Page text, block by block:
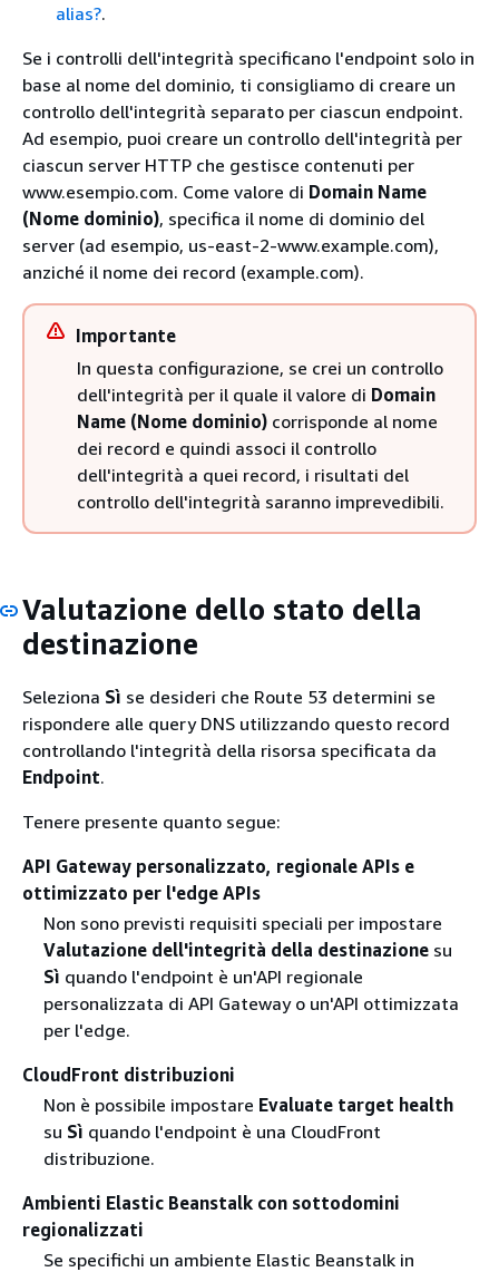
alias?.
Se i controlli dell'integrità specificano l'endpoint solo in
base al nome del dominio, ti consigliamo di creare un
controllo dell'integrità separato per ciascun endpoint.
Ad esempio, puoi creare un controllo dell'integrità per
ciascun server HTTP che gestisce contenuti per
www.esempio.com. Come valore di Domain Name
(Nome dominio), specifica il nome di dominio del
server (ad esempio, us-east-2-www.example.com),
anziché il nome dei record (example.com).
Importante
In questa configurazione, se crei un controllo
dell'integrità per il quale il valore di Domain
Name (Nome dominio) corrisponde al nome
dei record e quindi associ il controllo
dell'integrità a quei record, i risultati del
controllo dell'integrità saranno imprevedibili.
Valutazione dello stato della
destinazione
Seleziona Sì se desideri che Route 53 determini se
rispondere alle query DNS utilizzando questo record
controllando l'integrità della risorsa specificata da
Endpoint.
Tenere presente quanto segue:
API Gateway personalizzato, regionale APIs e
ottimizzato per l'edge APIs
Non sono previsti requisiti speciali per impostare
Valutazione dell'integrità della destinazionesu
Sì quando l'endpoint è un'API regionale
personalizzata di API Gateway o un'API ottimizzata
per l'edge.
CloudFront distribuzioni
Non è possibile impostare Evaluate target health
su Sì quando l'endpoint è una CloudFront
distribuzione.
Ambienti Elastic Beanstalk con sottodomini
regionalizzati
Se specifichi un ambiente Elastic Beanstalk in